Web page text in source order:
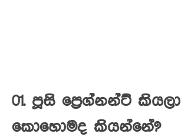
01. පූසි ප්‍රෙග්නන්ට් කියලා
කොහොමද කියන්නේ?